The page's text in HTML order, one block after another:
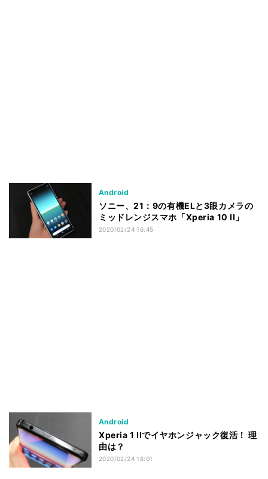
Android
ソニー、21：9の有機ELと3眼カメラの
ミッドレンジスマホ「Xperia 10 II」
2020/02/24 16:45
Android
Xperia 1 IIでイヤホンジャック復活！ 理
由は？
2020/02/24 18:01